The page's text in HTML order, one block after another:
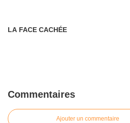
LA FACE CACHÉE
Commentaires
Ajouter un commentaire